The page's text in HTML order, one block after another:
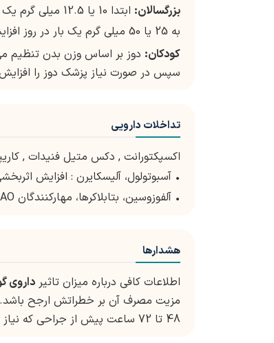
بزرگسالان:
به 25 یا 50 میلی گرم یک بار در روز افزایش دهد. حداکثر دوز دارو 100 میلی گرم روزانه است.
کودکان:
سپس در صورت نیاز پزشک دوز را افزایش می دهد. حداکثر دوز
تداخلات دارویی
اکسپکتورانت , دکس متیل فنیدات ,
• آسبوتولول، آلیسکایرن : افزایش
• آلفوزوسین، بتابلاکرها، مهارکنندگان MAO: افزایش اثربخشی گوانتیدین در مصرف همزمان
هشدارها
اطلاعات کافی درباره میزان تاثیر داروی
مزیت مصرف آن بر خطراتش ارجح باشد.
48 تا 72 ساعت پیش از جراحی که نیاز به بی هوشی عمومی دارد